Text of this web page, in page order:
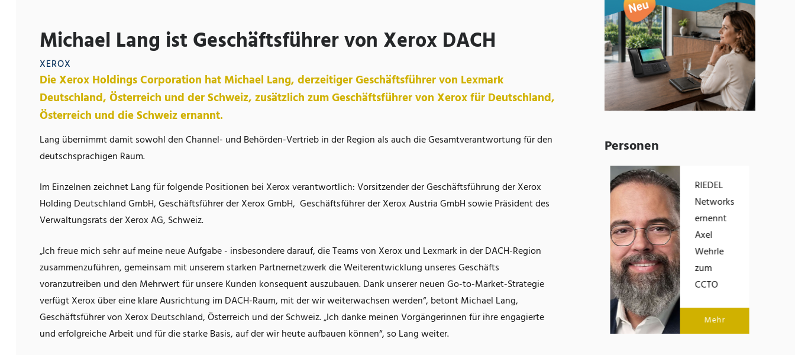
Personen
übernimmt die
Geschäftsführung
RIEDEL
Networks
ernennt
Axel
Wehrle
zum
CCTO
Mehr
Michael Lang ist Geschäftsführer von Xerox DACH
XEROX
Die Xerox Holdings Corporation hat Michael Lang, derzeitiger Geschäftsführer von Lexmark
Deutschland, Österreich und der Schweiz, zusätzlich zum Geschäftsführer von Xerox für Deutschland,
Österreich und die Schweiz ernannt.
Lang übernimmt damit sowohl den Channel- und Behörden-Vertrieb in der Region als auch die Gesamtverantwortung für den
deutschsprachigen Raum.
Im Einzelnen zeichnet Lang für folgende Positionen bei Xerox verantwortlich: Vorsitzender der Geschäftsführung der Xerox
Holding Deutschland GmbH, Geschäftsführer der Xerox GmbH, Geschäftsführer der Xerox Austria GmbH sowie Präsident des
Verwaltungsrats der Xerox AG, Schweiz.
„Ich freue mich sehr auf meine neue Aufgabe - insbesondere darauf, die Teams von Xerox und Lexmark in der DACH-Region
zusammenzuführen, gemeinsam mit unserem starken Partnernetzwerk die Weiterentwicklung unseres Geschäfts
voranzutreiben und den Mehrwert für unsere Kunden konsequent auszubauen. Dank unserer neuen Go-to-Market-Strategie
verfügt Xerox über eine klare Ausrichtung im DACH-Raum, mit der wir weiterwachsen werden“, betont Michael Lang,
Geschäftsführer von Xerox Deutschland, Österreich und der Schweiz. „Ich danke meinen Vorgängerinnen für ihre engagierte
und erfolgreiche Arbeit und für die starke Basis, auf der wir heute aufbauen können“, so Lang weiter.